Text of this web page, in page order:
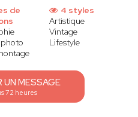
de
photo
4 styles
Artistique
Vintage
Lifestyle
UN MESSAGE
72 heures